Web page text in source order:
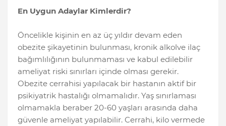
En Uygun Adaylar Kimlerdir?
Öncelikle kişinin en az üç yıldır devam eden
obezite şikayetinin bulunması, kronik alkolve ilaç
bağımlılığının bulunmaması ve kabul edilebilir
ameliyat riski sınırları içinde olması gerekir.
Obezite cerrahisi yapılacak bir hastanın aktif bir
psikiyatrik hastalığı olmamalıdır. Yaş sınırlaması
olmamakla beraber 20-60 yaşları arasında daha
güvenle ameliyat yapılabilir. Cerrahi, kilo vermede